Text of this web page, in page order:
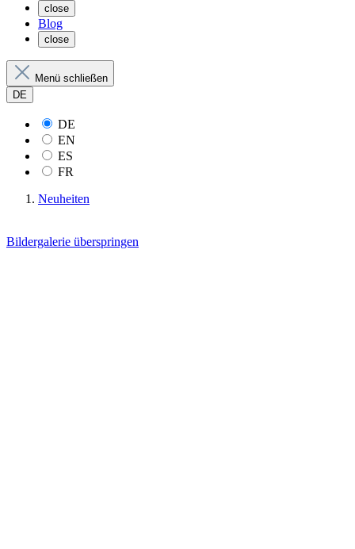
close
Blog
close
Menü schließen
DE
DE
EN
ES
FR
Neuheiten
Bildergalerie überspringen